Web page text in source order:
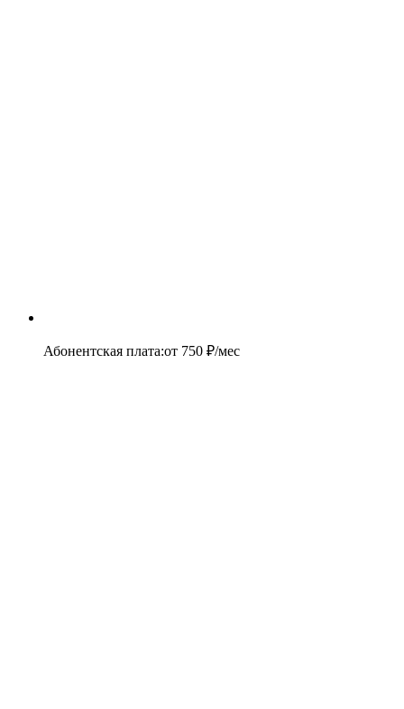
Абонентская плата:от 750 ₽/мес